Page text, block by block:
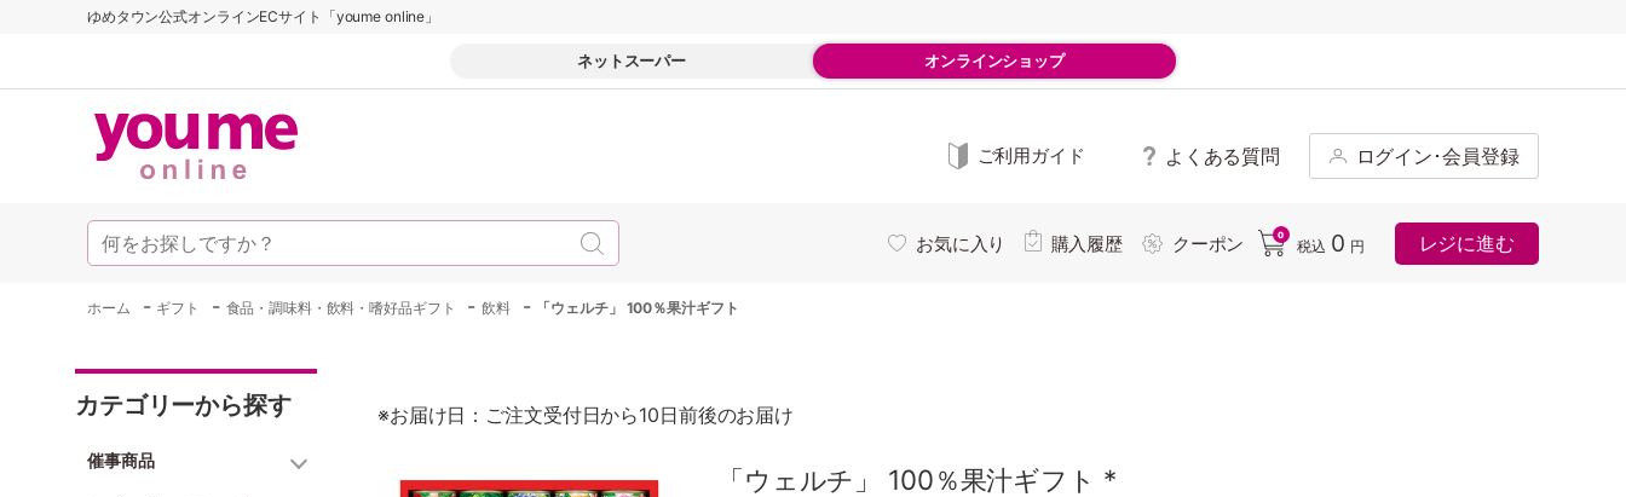
ゆめタウン公式オンラインECサイト「youme online」
ネットスーパー オンラインショップ
ご利用ガイド よくある質問 ログイン･会員登録
お気に入り 購入履歴 クーポン 0
税込 0 円 レジに進む
ホーム - ギフト - 食品・調味料・飲料・嗜好品ギフト -飲料 - 「ウェルチ」 100％果汁ギフト
カテゴリーから探す
催事商品
※お届け日：ご注文受付日から10日前後のお届け
「ウェルチ」 100％果汁ギフト *